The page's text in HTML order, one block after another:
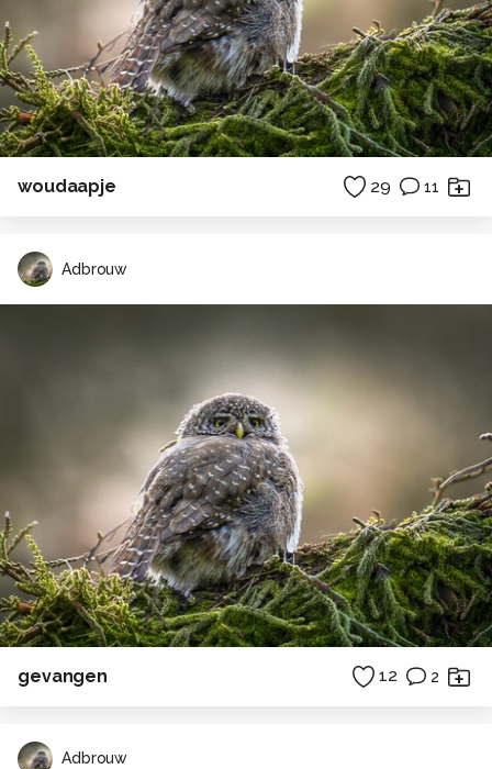
woudaapje 29 11
Adbrouw
gevangen 12 2
Adbrouw